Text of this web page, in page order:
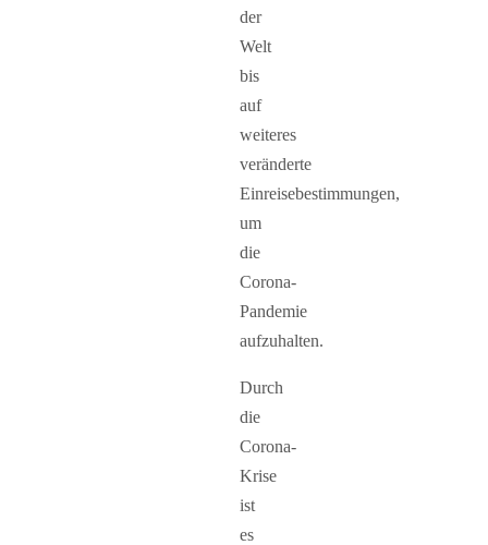
der
Welt
bis
auf
weiteres
veränderte
Einreisebestimmungen,
um
die
Corona-
Pandemie
aufzuhalten.
Durch
die
Corona-
Krise
ist
es